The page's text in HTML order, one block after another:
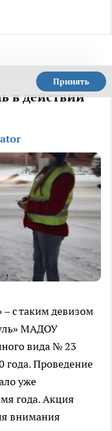
Принять
в действии
с таким девизом
МАДОУ
вида № 23
года. Проведение
уже
года. Акция
внимания